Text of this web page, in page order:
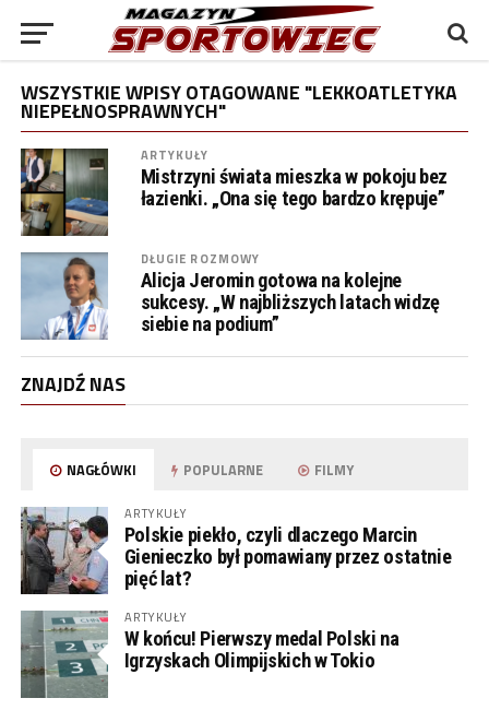
WSZYSTKIE WPISY OTAGOWANE "LEKKOATLETYKA
NIEPEŁNOSPRAWNYCH"
ARTYKUŁY
Mistrzyni świata mieszka w pokoju bez
łazienki. „Ona się tego bardzo krępuje”
DŁUGIE ROZMOWY
Alicja Jeromin gotowa na kolejne
sukcesy. „W najbliższych latach widzę
siebie na podium”
ZNAJDŹ NAS
NAGŁÓWKI POPULARNE FILMY
ARTYKUŁY
Polskie piekło, czyli dlaczego Marcin
Gienieczko był pomawiany przez ostatnie
pięć lat?
ARTYKUŁY
W końcu! Pierwszy medal Polski na
Igrzyskach Olimpijskich w Tokio